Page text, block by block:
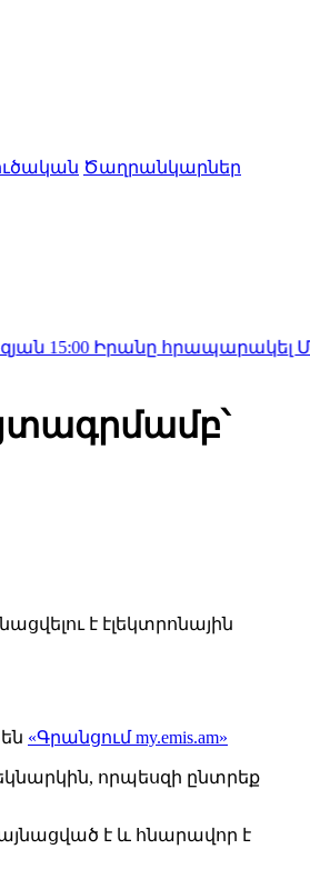
Ծաղրանկարներ
հրապարակել Մոջթաբա
է էլեկտրոնային
«Գրանցում my.emis.am»
որպեսզի ընտրեք
է և հնարավոր է